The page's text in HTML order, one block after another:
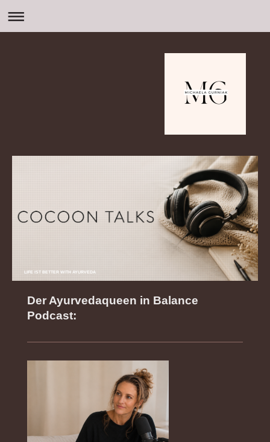
LIFE IST BETTER WITH AYURVEDA
Der Ayurvedaqueen in Balance
Podcast: